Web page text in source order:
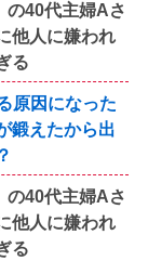
の40代主婦Aさ
他人に嫌われ
る
原因になった
鍛えたから出
の40代主婦Aさ
他人に嫌われ
る